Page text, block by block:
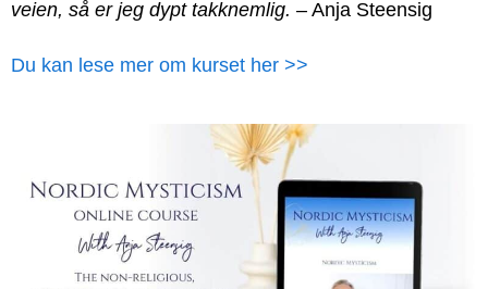
veien, så er jeg dypt takknemlig. – Anja Steensig
Du kan lese mer om kurset her >>